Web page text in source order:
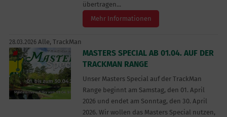
übertragen...
Mehr Informationen
28.03.2026 Alle, TrackMan
MASTERS SPECIAL AB 01.04. AUF DER
TRACKMAN RANGE
Unser Masters Special auf der TrackMan
Range beginnt am Samstag, den 01. April
2026 und endet am Sonntag, den 30. April
2026. Wir wollen das Masters Special nutzen,